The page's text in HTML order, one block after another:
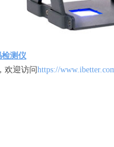
测仪
欢迎访问https://